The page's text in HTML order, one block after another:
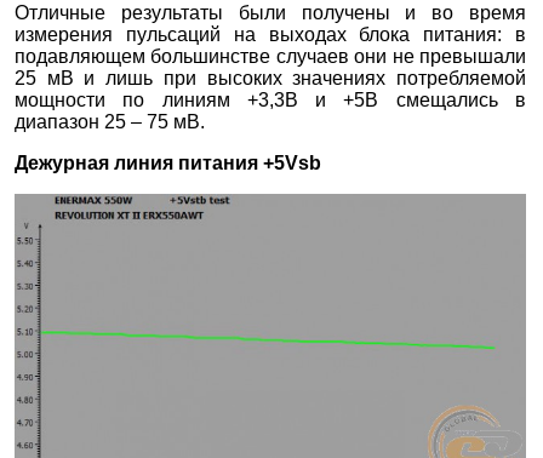
Отличные результаты были получены и во время
измерения пульсаций на выходах блока питания: в
подавляющем большинстве случаев они не превышали
25 мВ и лишь при высоких значениях потребляемой
мощности по линиям +3,3В и +5В смещались в
диапазон 25 – 75 мВ.
Дежурная линия питания +5Vsb